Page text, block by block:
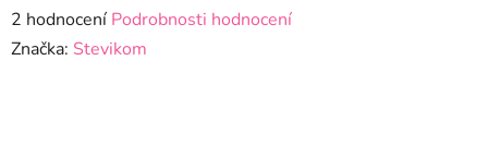
Průměrné
hodnocení
2 hodnocení Podrobnosti hodnocení
Značka: Stevikom